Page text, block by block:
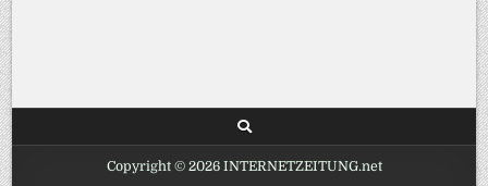
Copyright © 2026 INTERNETZEITUNG.net